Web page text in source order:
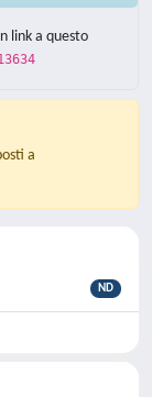
link a questo
a
ND